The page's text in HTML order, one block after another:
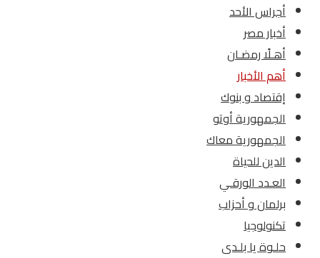
أجراس الأحد
أخبار مصر
أهـلًا رمضـان
أهم الأخبار
إقتصاد و بنوك
الجمهورية أوتو
الجمهورية معاك
الدين للحياة
العـدد الورقـي
برلمان و أحزاب
تكنولوجيا
حلـوة يا بلـدى